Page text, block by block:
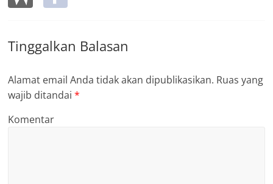
Tinggalkan Balasan
Alamat email Anda tidak akan dipublikasikan. Ruas yang
wajib ditandai*
Komentar